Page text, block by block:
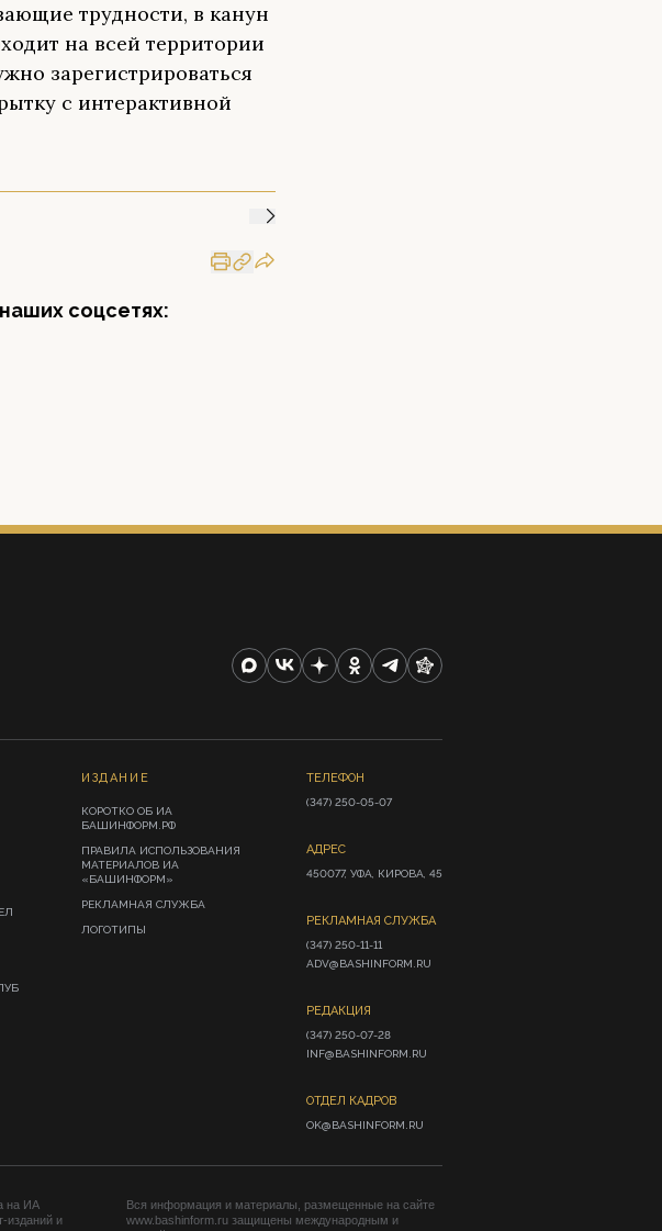
трудности, в канун
на всей территории
зарегистрироваться
с интерактивной
соцсетях:
ИЗДАНИЕ
КОРОТКО ОБ ИА
БАШИНФОРМ.РФ
ПРАВИЛА ИСПОЛЬЗОВАНИЯ
МАТЕРИАЛОВ ИА
«БАШИНФОРМ»
РЕКЛАМНАЯ СЛУЖБА
ЛОГОТИПЫ
ТЕЛЕФОН
(347) 250-05-07
АДРЕС
450077, УФА, КИРОВА, 45
РЕКЛАМНАЯ СЛУЖБА
(347) 250-11-11
ADV@BASHINFORM.RU
РЕДАКЦИЯ
(347) 250-07-28
INF@BASHINFORM.RU
ОТДЕЛ КАДРОВ
OK@BASHINFORM.RU
на ИА
изданий и
Вся информация и материалы, размещенные на сайте
www.bashinform.ru защищены международным и